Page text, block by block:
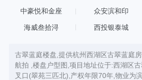
中豪悦和金座 众安滨和印
海威叁拾浔 西投银泰城
古翠蓝庭楼盘,提供杭州西湖区古翠蓝庭
航拍 ,楼盘户型图,项目地址位于:西湖区
叉口(翠苑三匹北),产权年限70年,物业为